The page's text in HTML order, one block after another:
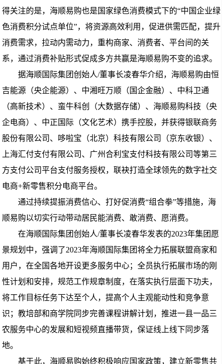
得关注的是，海顺易购也是国家绿色消费模式下的“中国企业绿
色消费积分试点单位”，将资源高效利用，促进供需匹配，提升
消费需求，拉动内需动力，重构商家、消费者、平台间的关
系，通过消费补贴形式促成多方共赢是海顺易购不变的追求。
据海顺国际集团创始人/董事长凌春华介绍，海顺易购由恒
吉能源（央企能源）、中湘旺万顺（国企金融）、中科卫通
（高新技术）、蛮牛科创（大数据存储）、海顺易购科技（央
企电商）、中正国际（文化艺术）携手控股，并获得银联商务
股份有限公司、哆啦宝（北京）科技有限公司（京东收银）、
上海汇付支付有限公司、广州合利宝支付科技有限公司等第三
方支付公司平台支付服务授权，联袂打造全球领先的数字社交
电商+新零售积分电商平台。
通过持续提振消费信心、打好促消费“组合拳”等措施，海
顺易购以切实行动带动居民能消费、敢消费、愿消费。
在海顺国际集团创始人/董事长凌春华发表的2023年集团愿
景规划中，强调了2023年海顺国际集团将全力拓展联盟商家和
用户，在全国各地开设更多服务中心；全员执行拓展市场的刚
性计划和安排，规范工作规章制度，在落实执行层面下功夫，
将工作目标任务下达至个人，提高个人主观能动性和竞争意
识；教培部和商学院同步完善课程讲解计划，推进一县一品三
农服务中心的发展和短视频直播带货，保证线上线下同步落
地。
基于此，海顺易购始终积极响应国家政策，建立新零售共